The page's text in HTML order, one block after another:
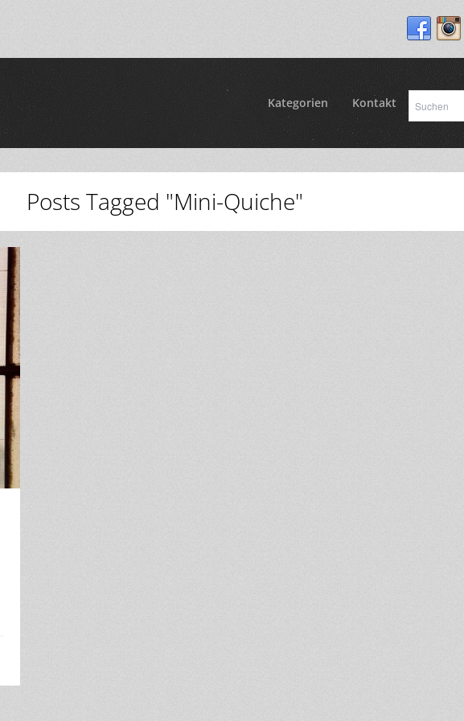
Kategorien Kontakt
Posts Tagged "Mini-Quiche"